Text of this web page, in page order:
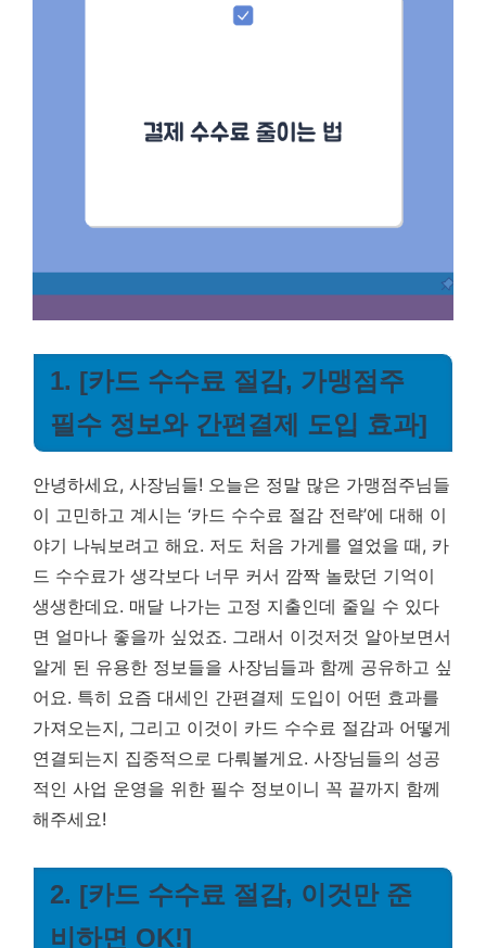
1. [카드 수수료 절감, 가맹점주
필수 정보와 간편결제 도입 효과]
안녕하세요, 사장님들! 오늘은 정말 많은 가맹점주님들
이 고민하고 계시는 ‘카드 수수료 절감 전략’에 대해 이
야기 나눠보려고 해요. 저도 처음 가게를 열었을 때, 카
드 수수료가 생각보다 너무 커서 깜짝 놀랐던 기억이
생생한데요. 매달 나가는 고정 지출인데 줄일 수 있다
면 얼마나 좋을까 싶었죠. 그래서 이것저것 알아보면서
알게 된 유용한 정보들을 사장님들과 함께 공유하고 싶
어요. 특히 요즘 대세인 간편결제 도입이 어떤 효과를
가져오는지, 그리고 이것이 카드 수수료 절감과 어떻게
연결되는지 집중적으로 다뤄볼게요. 사장님들의 성공
적인 사업 운영을 위한 필수 정보이니 꼭 끝까지 함께
해주세요!
2. [카드 수수료 절감, 이것만 준
비하면 OK!]